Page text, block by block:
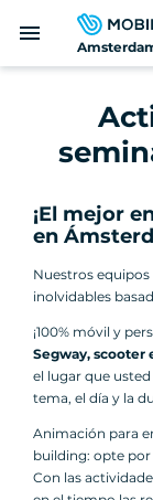
menu
¡El mejor
en
Nuestros
inolvidables
¡100% móvil y
Segway,
el lugar que
tema, el día y la
Animación para
building: opte
Con las